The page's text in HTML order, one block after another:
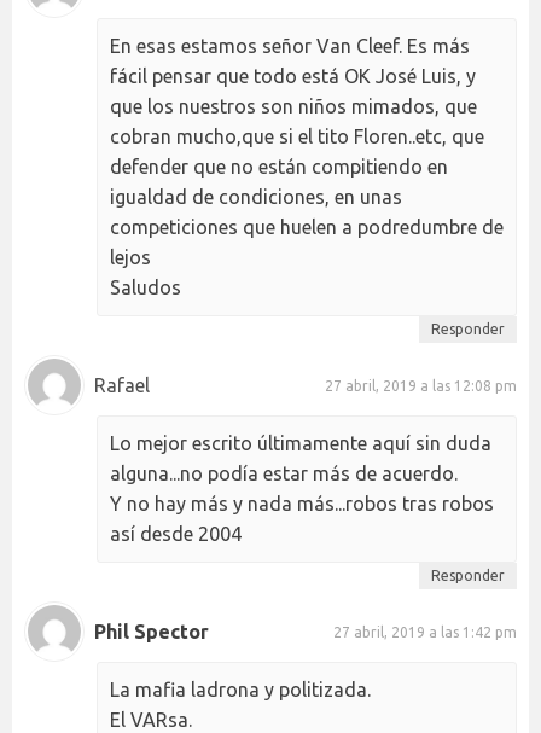
En esas estamos señor Van Cleef. Es más
fácil pensar que todo está OK José Luis, y
que los nuestros son niños mimados, que
cobran mucho,que si el tito Floren..etc, que
defender que no están compitiendo en
igualdad de condiciones, en unas
competiciones que huelen a podredumbre de
lejos
Saludos
Responder
Rafael 27 abril, 2019 a las 12:08 pm
Lo mejor escrito últimamente aquí sin duda
alguna...no podía estar más de acuerdo.
Y no hay más y nada más...robos tras robos
así desde 2004
Responder
Phil Spector 27 abril, 2019 a las 1:42 pm
La mafia ladrona y politizada.
El VARsa.